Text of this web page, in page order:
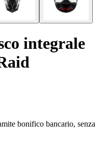
integrale
bonifico bancario, senza